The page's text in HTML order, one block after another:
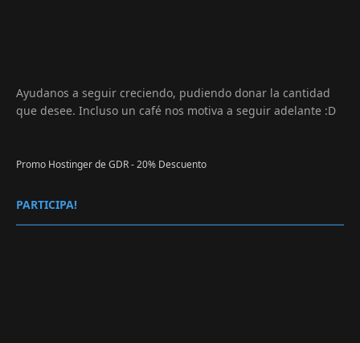
Ayudanos a seguir creciendo, pudiendo donar la cantidad
que desee. Incluso un café nos motiva a seguir adelante :D
Promo Hostinger de GDR - 20% Descuento
PARTICIPA!